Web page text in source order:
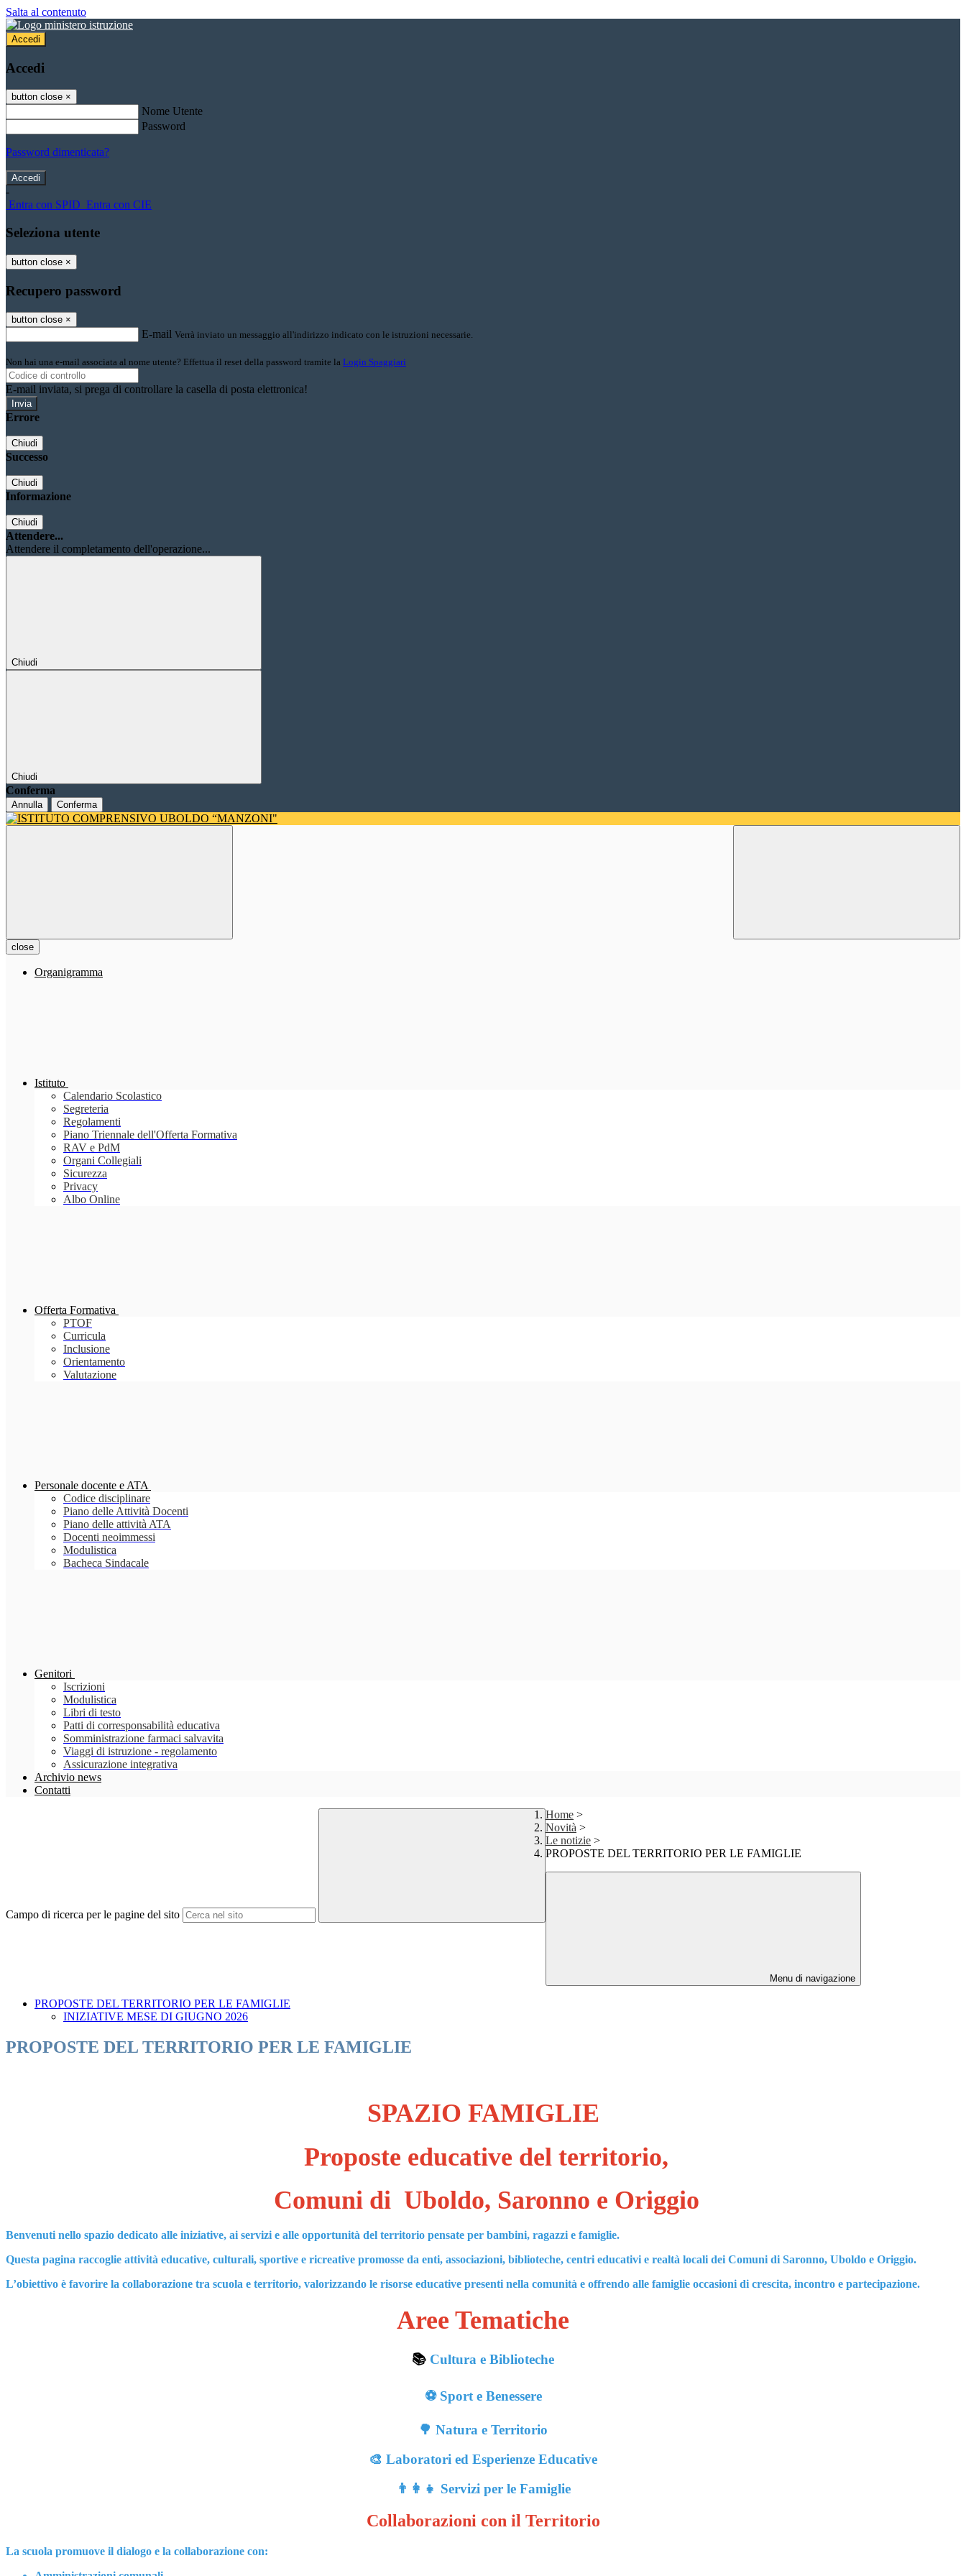
Salta al contenuto
Accedi
Accedi
button close ×
Nome Utente
Password
Password dimenticata?
-
Entra con SPID Entra con CIE
Seleziona utente
button close ×
Recupero password
button close ×
E-mail Verrà inviato un messaggio all'indirizzo indicato con le istruzioni necessarie.
Non hai una e-mail associata al nome utente? Effettua il reset della password tramite la Login Spaggiari
E-mail inviata, si prega di controllare la casella di posta elettronica!
Errore
Chiudi
Successo
Chiudi
Informazione
Chiudi
Attendere...
Attendere il completamento dell'operazione...
Chiudi
Chiudi
Conferma
Annulla Conferma
close
Organigramma
Istituto
Calendario Scolastico
Segreteria
Regolamenti
Piano Triennale dell'Offerta Formativa
RAV e PdM
Organi Collegiali
Sicurezza
Privacy
Albo Online
Offerta Formativa
PTOF
Curricula
Inclusione
Orientamento
Valutazione
Personale docente e ATA
Codice disciplinare
Piano delle Attività Docenti
Piano delle attività ATA
Docenti neoimmessi
Modulistica
Bacheca Sindacale
Genitori
Iscrizioni
Modulistica
Libri di testo
Patti di corresponsabilità educativa
Somministrazione farmaci salvavita
Viaggi di istruzione - regolamento
Assicurazione integrativa
Archivio news
Contatti
Campo di ricerca per le pagine del sito
Home >
Novità >
Le notizie >
PROPOSTE DEL TERRITORIO PER LE FAMIGLIE
Menu di navigazione
PROPOSTE DEL TERRITORIO PER LE FAMIGLIE
INIZIATIVE MESE DI GIUGNO 2026
PROPOSTE DEL TERRITORIO PER LE FAMIGLIE
SPAZIO FAMIGLIE
Proposte educative del territorio,
Comuni di Uboldo, Saronno e Origgio
Benvenuti nello spazio dedicato alle iniziative, ai servizi e alle opportunità del territorio pensate per bambini, ragazzi e famiglie.
Questa pagina raccoglie attività educative, culturali, sportive e ricreative promosse da enti, associazioni, biblioteche, centri educativi e realtà locali dei Comuni di Saronno, Uboldo e Origgio.
L’obiettivo è favorire la collaborazione tra scuola e territorio, valorizzando le risorse educative presenti nella comunità e offrendo alle famiglie occasioni di crescita, incontro e partecipazione.
Aree Tematiche
📚 Cultura e Biblioteche
⚽ Sport e Benessere
🌳 Natura e Territorio
🎨 Laboratori ed Esperienze Educative
👨‍👩‍👧 Servizi per le Famiglie
Collaborazioni con il Territorio
La scuola promuove il dialogo e la collaborazione con: